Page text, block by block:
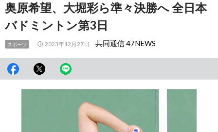
動奥原希望、大堀彩ら準々決勝へ 全日本
バドミントン第3日
スポーツ 2023年12月27日 共同通信 47NEWS